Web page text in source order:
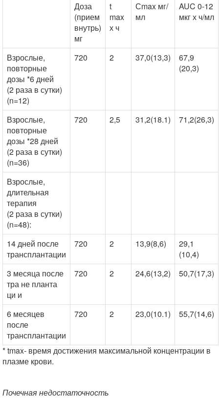
Доза
(прием
внутрь)
мг
t
max
х ч
Сmax мг/
мл
AUC 0-12
мкг х ч/мл
Взрослые,
повторные
дозы *6 дней
(2 раза в сутки)
(n=12)
720 2 37,0(13,3)
67,9
(20,3)
Взрослые,
повторные
дозы *28 дней
(2 раза в сутки)
(n=36)
720 2,5 31,2(18.1) 71,2(26,3)
Взрослые,
длительная
терапия
(2 раза в сутки)
(n=48):
14 дней после
трансплантации
720 2 13,9(8,6)
29,1
(10,4)
3 месяца после
тра не планта
ци и
720 2 24,6(13,2) 50,7(17,3)
6 месяцев
после
трансплантации
720 2 23,0(10.1) 55,7(14,6)
* tmax- время достижения максимальной концентрации в
плазме крови.
Почечная недостаточность